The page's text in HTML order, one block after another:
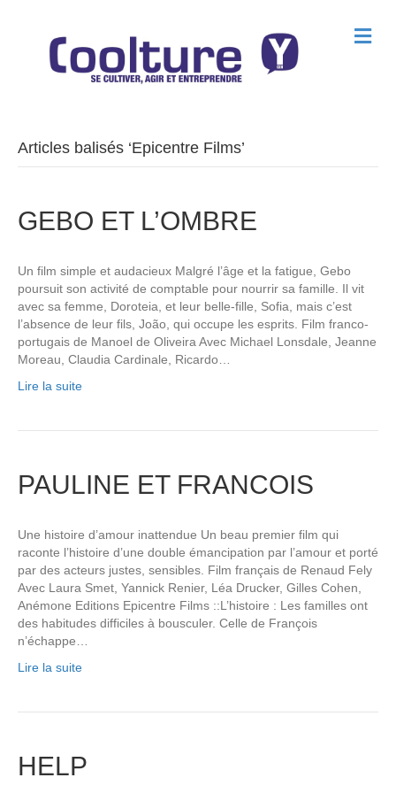
M
e
Articles balisés ‘Epicentre Films’
GEBO ET L’OMBRE
Un film simple et audacieux Malgré l’âge et la fatigue, Gebo
poursuit son activité de comptable pour nourrir sa famille. Il vit
avec sa femme, Doroteia, et leur belle-fille, Sofia, mais c’est
l’absence de leur fils, João, qui occupe les esprits. Film franco-
portugais de Manoel de Oliveira Avec Michael Lonsdale, Jeanne
Moreau, Claudia Cardinale, Ricardo…
Lire la suite
PAULINE ET FRANCOIS
Une histoire d’amour inattendue Un beau premier film qui
raconte l’histoire d’une double émancipation par l’amour et porté
par des acteurs justes, sensibles. Film français de Renaud Fely
Avec Laura Smet, Yannick Renier, Léa Drucker, Gilles Cohen,
Anémone Editions Epicentre Films ::L’histoire : Les familles ont
des habitudes difficiles à bousculer. Celle de François
n’échappe…
Lire la suite
HELP